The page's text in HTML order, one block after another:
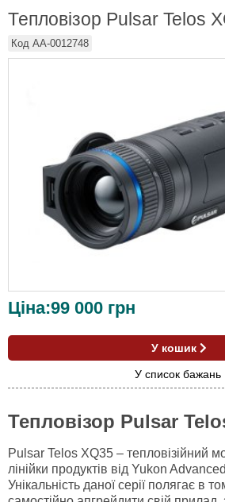
Тепловізор Pulsar Telos
Код AA-0012748
Ціна:99 000 грн
У кошик
У список бажань
Тепловізор Pulsar
Pulsar Telos XQ35 – тепловізійний
лінійки продуктів від Yukon
Унікальність даної серії полягає в